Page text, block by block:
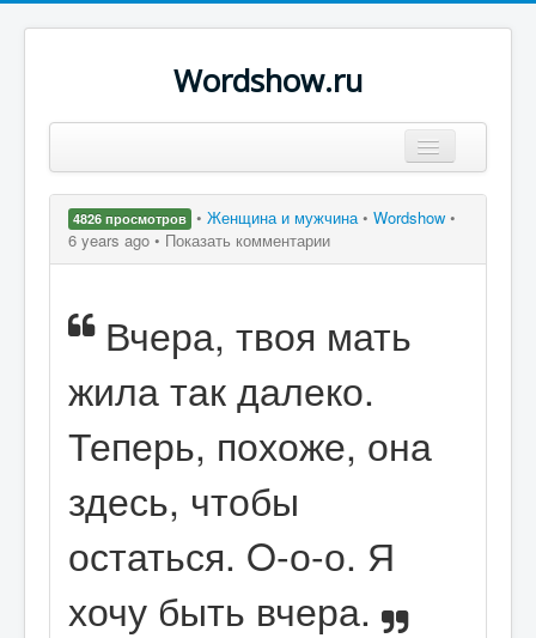
Wordshow.ru
Популярные цитаты
Поиск
4826 просмотров • Женщина и мужчина• Wordshow •
6 years ago • Показать комментарии
Вчера, твоя мать
жила так далеко.
Теперь, похоже, она
здесь, чтобы
остаться. O-о-о. Я
хочу быть вчера.